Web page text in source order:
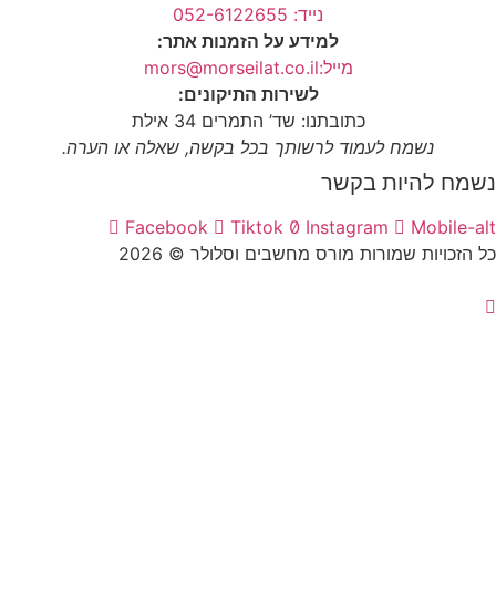
נייד: 052-6122655
למידע על הזמנות אתר:
מייל:mors@morseilat.co.il
לשירות התיקונים:
כתובתנו: שד’ התמרים 34 אילת
נשמח לעמוד לרשותך בכל בקשה, שאלה או הערה.
להיות בקשר
Facebook Tiktok Instagram
שמורות מורס מחשבים וסלולר © 2026